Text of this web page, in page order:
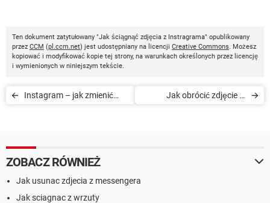
Ten dokument zatytułowany "Jak ściągnąć zdjęcia z Instragrama" opublikowany
przez CCM (pl.ccm.net) jest udostępniany na licencji Creative Commons. Możesz
kopiować i modyfikować kopie tej strony, na warunkach określonych przez licencję
i wymienionych w niniejszym tekście.
Instagram – jak zmienić
Jak obrócić zdjęcie w
ZOBACZ RÓWNIEŻ
Jak usunac zdjecia z messengera
Jak sciagnac z wrzuty